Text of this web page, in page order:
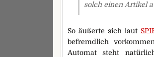
solch einen Artikel
So äußerte sich laut
befremdlich
Automat steht